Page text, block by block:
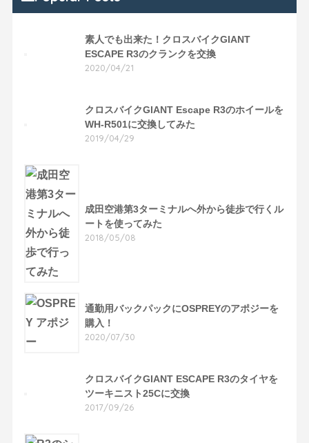
素人でも出来た！クロスバイクGIANT
ESCAPE R3のクランクを交換
2020/04/21
クロスバイクGIANT Escape R3のホイールを
WH-R501に交換してみた
2019/04/29
成田空港第3ターミナルへ外から徒歩で行くル
ートを使ってみた
2018/05/08
通勤用バックパックにOSPREYのアポジーを
購入！
2020/07/30
クロスバイクGIANT ESCAPE R3のタイヤを
ツーキニスト25Cに交換
2017/09/26